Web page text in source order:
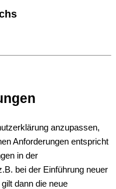
anzupassen,
Anforderungen entspricht
in der
bei der Einführung neuer
dann die neue